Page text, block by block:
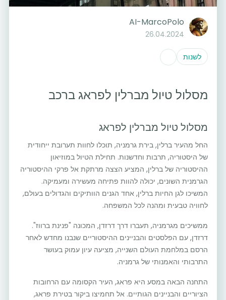
AI-MarcoPolo
26.04.2024
לשנות
מסלול טיול מברלין לפראג ברכב
מסלול טיול מברלין לפראג
החל מהעיר ברלין, בירת גרמניה, תוכלו לחוות תערובת ייחודית
של היסטוריה, תרבות וחדשנות. תחילת הטיול במוזיאון
ההיסטוריה של ברלין, המציע הצצה מרתקת אל פרקי ההיסטוריה
הגרמנית השונים, יכולה להוות פתיחה מעשירה ומעמיקה.
המשיכו לגן החיות ברלין, אחד הגנים הוותיקים והגדולים בעולם,
לחוויה טבעית ומהנה לכל המשפחה.
ממשיכים מגרמניה, תעברו דרך דרזדן, המכונה "פנינת ברווז".
דרזדן, עם הפלסטים והבניינים ההיסטוריים שנבנו מחדש לאחר
הרסם במלחמת העולם השנייה, מציעה עיון עמוק בעושר
התרבותי והאמנותי של גרמניה.
התחנה הבאה במסע היא פראג, העיר הקסומה עם הרחובות
הציוריים והבניינים הגותיים. אל תחמיצו ביקור בטירת פראג,